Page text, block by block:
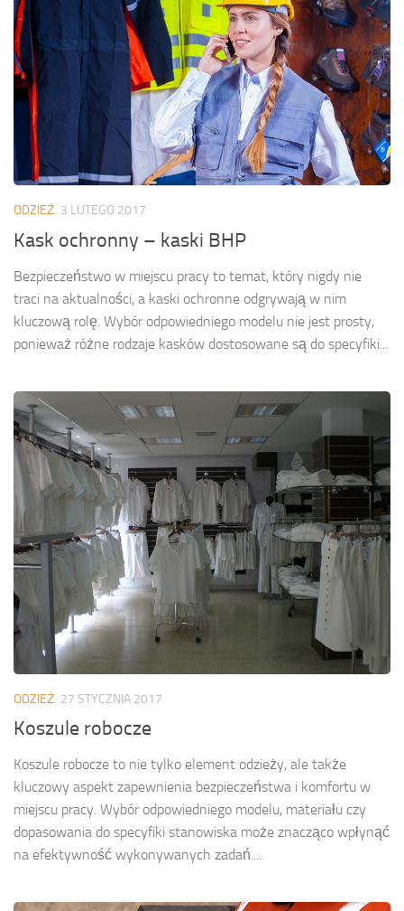
ODZIEŻ 3 LUTEGO 2017
Kask ochronny – kaski BHP
Bezpieczeństwo w miejscu pracy to temat, który nigdy nie
traci na aktualności, a kaski ochronne odgrywają w nim
kluczową rolę. Wybór odpowiedniego modelu nie jest prosty,
ponieważ różne rodzaje kasków dostosowane są do specyfiki...
ODZIEŻ 27 STYCZNIA 2017
Koszule robocze
Koszule robocze to nie tylko element odzieży, ale także
kluczowy aspekt zapewnienia bezpieczeństwa i komfortu w
miejscu pracy. Wybór odpowiedniego modelu, materiału czy
dopasowania do specyfiki stanowiska może znacząco wpłynąć
na efektywność wykonywanych zadań....